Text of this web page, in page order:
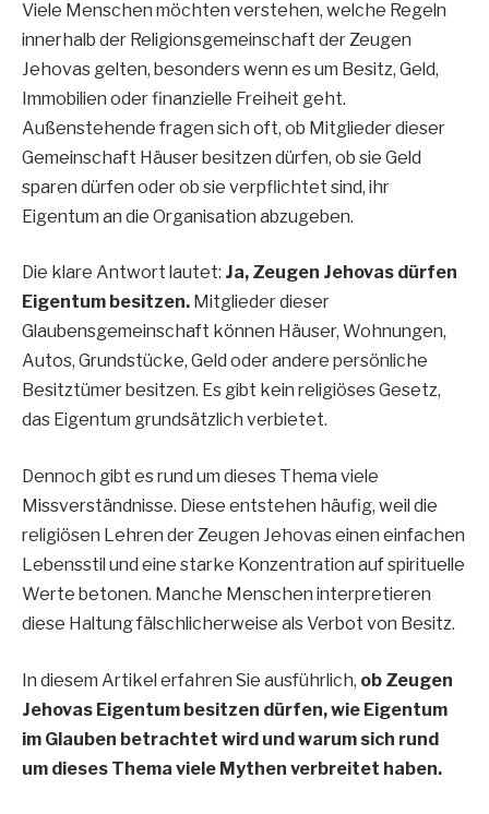
Viele Menschen möchten verstehen, welche Regeln
innerhalb der Religionsgemeinschaft der Zeugen
Jehovas gelten, besonders wenn es um Besitz, Geld,
Immobilien oder finanzielle Freiheit geht.
Außenstehende fragen sich oft, ob Mitglieder dieser
Gemeinschaft Häuser besitzen dürfen, ob sie Geld
sparen dürfen oder ob sie verpflichtet sind, ihr
Eigentum an die Organisation abzugeben.
Die klare Antwort lautet: Ja, Zeugen Jehovas dürfen
Eigentum besitzen. Mitglieder dieser
Glaubensgemeinschaft können Häuser, Wohnungen,
Autos, Grundstücke, Geld oder andere persönliche
Besitztümer besitzen. Es gibt kein religiöses Gesetz,
das Eigentum grundsätzlich verbietet.
Dennoch gibt es rund um dieses Thema viele
Missverständnisse. Diese entstehen häufig, weil die
religiösen Lehren der Zeugen Jehovas einen einfachen
Lebensstil und eine starke Konzentration auf spirituelle
Werte betonen. Manche Menschen interpretieren
diese Haltung fälschlicherweise als Verbot von Besitz.
In diesem Artikel erfahren Sie ausführlich, ob Zeugen
Jehovas Eigentum besitzen dürfen, wie Eigentum
im Glauben betrachtet wird und warum sich rund
um dieses Thema viele Mythen verbreitet haben.